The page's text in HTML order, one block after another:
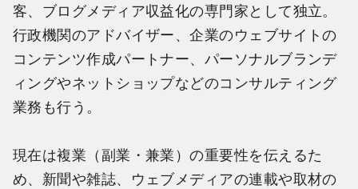
客、ブログメディア収益化の専門家として独立。
行政機関のアドバイザー、企業のウェブサイトの
コンテンツ作成パートナー、パーソナルブランデ
ィングやネットショップなどのコンサルティング
業務も行う。
現在は複業（副業・兼業）の重要性を伝えるた
め、新聞や雑誌、ウェブメディアの連載や取材の